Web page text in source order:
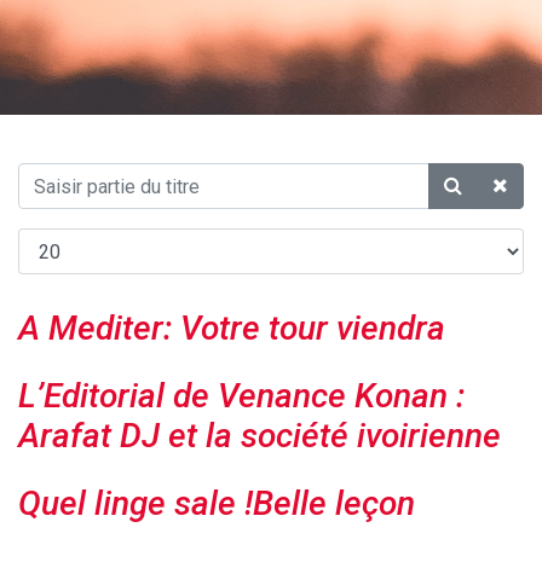
A Mediter: Votre tour viendra
L’Editorial de Venance Konan :
Arafat DJ et la société ivoirienne
Quel linge sale !Belle leçon